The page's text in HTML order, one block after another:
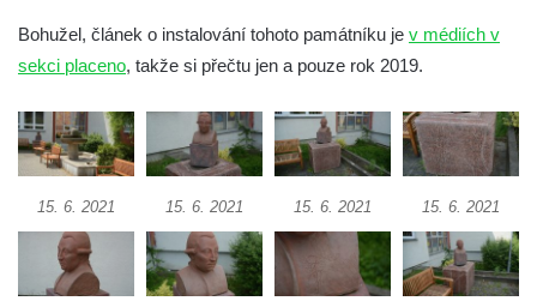
Socha Lišky v ZOO Hluboká
Socha Kudlanka v ZOO Hluboká
Socha Vlčice s mládětem v ZOO Hluboká
Socha Rys číhající na srnu v ZOO Hluboká
Socha Tygr v ZOO Hluboká
Socha Želva v ZOO Hluboká
Bohužel, článek o instalování tohoto památníku je v médiích v
sekci placeno, takže si přečtu jen a pouze rok 2019.
15. 6. 2021 15. 6. 2021 15. 6. 2021 15. 6. 2021